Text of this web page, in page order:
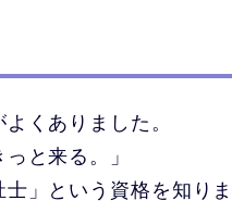
くありました。
と来る。」
」という資格を知りま